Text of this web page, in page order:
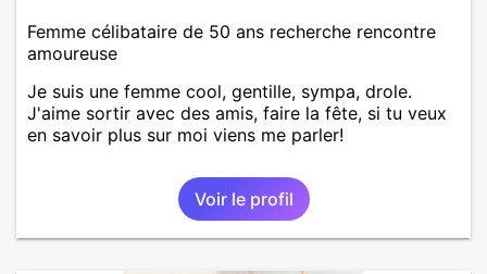
Femme célibataire de 50 ans recherche rencontre
amoureuse
Je suis une femme cool, gentille, sympa, drole.
J'aime sortir avec des amis, faire la fête, si tu veux
en savoir plus sur moi viens me parler!
Voir le profil